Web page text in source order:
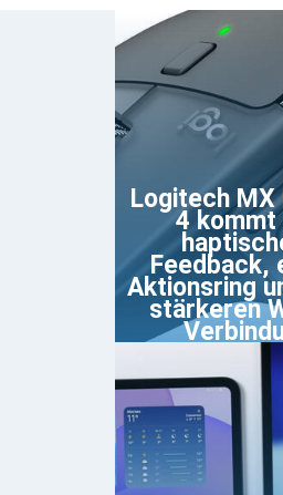
Logitech
4 kommt
Feedback,
Aktionsring
stärkeren